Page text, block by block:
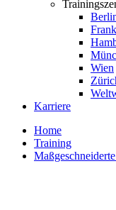
Wien
Karriere
Home
Training